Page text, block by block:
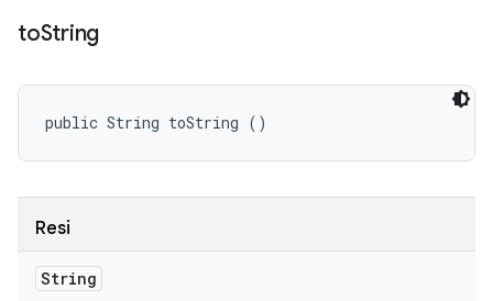
toString
public String toString ()
Resi
String